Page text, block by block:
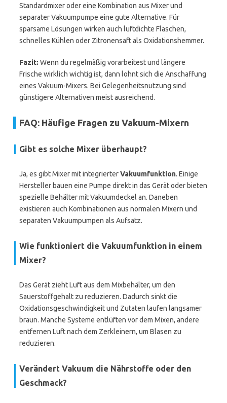
Standardmixer oder eine Kombination aus Mixer und
separater Vakuumpumpe eine gute Alternative. Für
sparsame Lösungen wirken auch luftdichte Flaschen,
schnelles Kühlen oder Zitronensaft als Oxidationshemmer.
Fazit: Wenn du regelmäßig vorarbeitest und längere
Frische wirklich wichtig ist, dann lohnt sich die Anschaffung
eines Vakuum-Mixers. Bei Gelegenheitsnutzung sind
günstigere Alternativen meist ausreichend.
FAQ: Häufige Fragen zu Vakuum-Mixern
Gibt es solche Mixer überhaupt?
Ja, es gibt Mixer mit integrierterVakuumfunktion. Einige
Hersteller bauen eine Pumpe direkt in das Gerät oder bieten
spezielle Behälter mit Vakuumdeckel an. Daneben
existieren auch Kombinationen aus normalen Mixern und
separaten Vakuumpumpen als Aufsatz.
Wie funktioniert die Vakuumfunktion in einem
Mixer?
Das Gerät zieht Luft aus dem Mixbehälter, um den
Sauerstoffgehalt zu reduzieren. Dadurch sinkt die
Oxidationsgeschwindigkeit und Zutaten laufen langsamer
braun. Manche Systeme entlüften vor dem Mixen, andere
entfernen Luft nach dem Zerkleinern, um Blasen zu
reduzieren.
Verändert Vakuum die Nährstoffe oder den
Geschmack?